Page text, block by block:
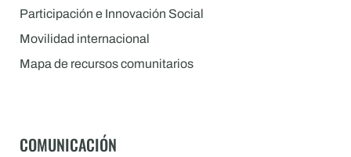
Participación e Innovación Social
Movilidad internacional
Mapa de recursos comunitarios
COMUNICACIÓN